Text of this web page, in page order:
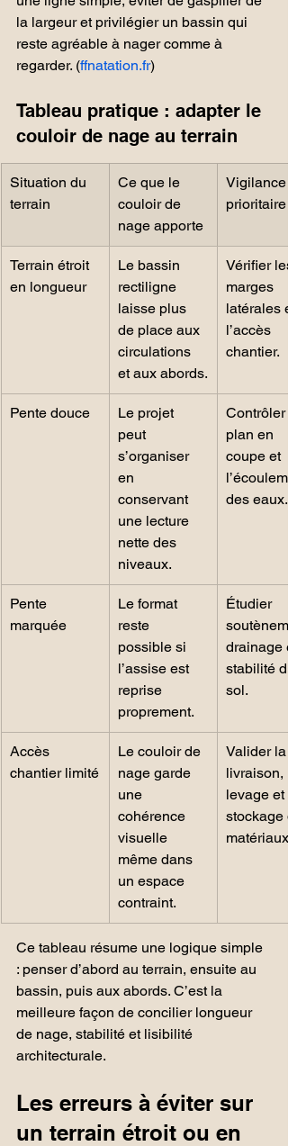
la largeur et privilégier un bassin qui
reste agréable à nager comme à
regarder. (ffnatation.fr)
Tableau pratique : adapter le
couloir de nage au terrain
Situation du
terrain
Ce que le
couloir de
nage apporte
Vigilance
prioritaire
Terrain étroit
en longueur
Le bassin
rectiligne
laisse plus
de place aux
circulations
et aux abords.
Vérifier les
marges
latérales
l’accès
chantier.
Pente douce
Le projet
peut
s’organiser
en
conservant
une lecture
nette des
niveaux.
Contrôler
plan en
coupe et
des eaux.
Pente
marquée
Le format
reste
possible si
l’assise est
reprise
proprement.
Étudier
drainage
stabilité
sol.
Accès
chantier limité
Le couloir de
nage garde
une
cohérence
visuelle
même dans
un espace
contraint.
Valider la
livraison,
levage et
stockage
matériaux.
Ce tableau résume une logique simple
: penser d’abord au terrain, ensuite au
bassin, puis aux abords. C’est la
meilleure façon de concilier longueur
de nage, stabilité et lisibilité
architecturale.
Les erreurs à éviter sur
un terrain étroit ou en